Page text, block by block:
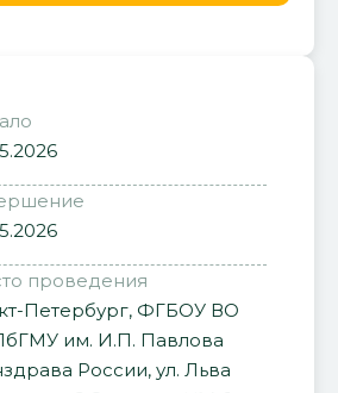
проведения
Петербург, ФГБОУ ВО
им. И.П. Павлова
России, ул. Льва